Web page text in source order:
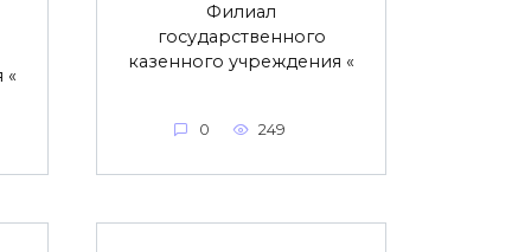
«
Филиал
государственного
казенного учреждения «
0 249